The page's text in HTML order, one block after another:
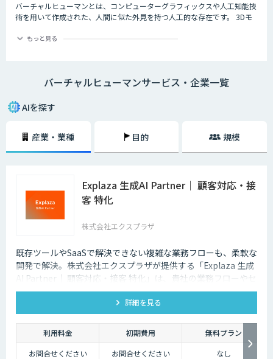
バーチャルヒューマンとは、コンピューターグラフィックスや人工知能技
術を用いて作成された、人間に似た外見を持つ人工的な存在です。 3Dモ
表情や動作を自然に再現することができます。 バーチャルヒューマンは、
もっと見る
バーチャルヒューマンサービス・企業一覧
AIを探す
産業・業種 目的 規模
Explaza 生成AI Partner｜ 顧客対応・接
客 特化
株式会社エクスプラザ
既存ツールやSaaSで解決できない複雑な業務フローも、柔軟な
開発で解決。株式会社エクスプラザが提供する「Explaza 生成
AI Partner｜ 顧客対応・接客 特化」は、貴社の業務フローやセ
キュリティ基準に合わせて、最適な顧客対応AIシステムを設
計・構築する「技術パートナー」として、SaaSでは対応できな
い独自データの連携や、既存システムへの組み込みなど、現場
の課題解決にコミットします。
詳細を見る
利用料金 初期費用
無料プラン
お問合せください
お問合せください なし